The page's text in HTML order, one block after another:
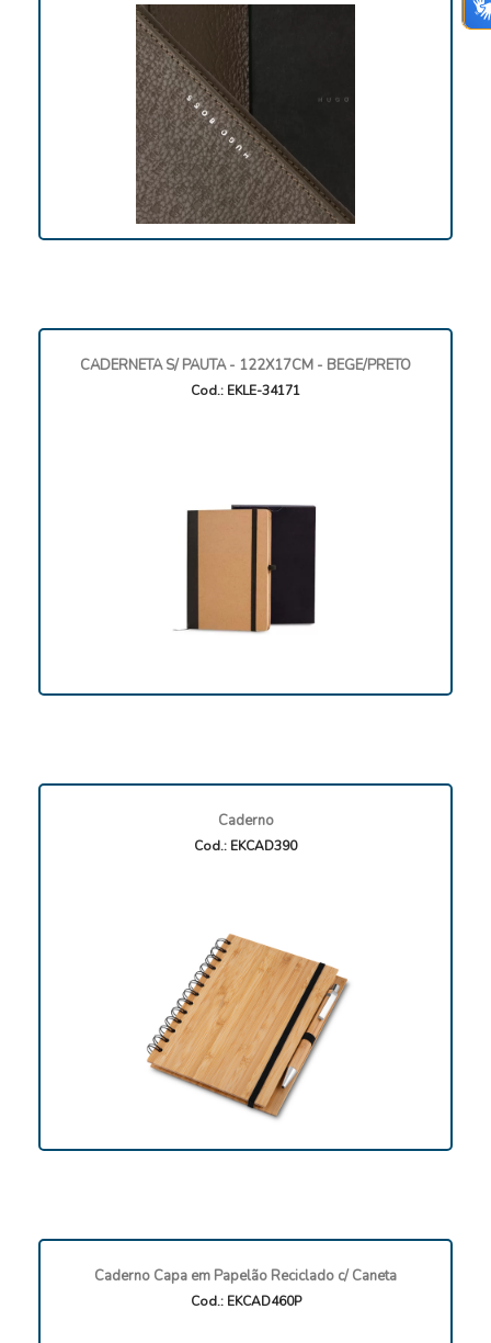
CADERNETA S/ PAUTA - 122X17CM - BEGE/PRETO
Cod.: EKLE-34171
Caderno
Cod.: EKCAD390
Caderno Capa em Papelão Reciclado c/ Caneta
Cod.: EKCAD460P